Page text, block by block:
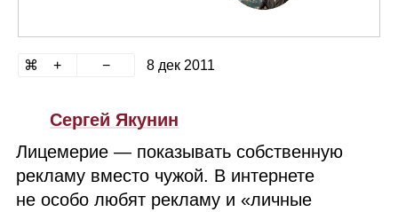
8 дек 2011
Сергей Якунин
Лицемерие — показывать собственную
рекламу вместо чужой. В интернете
не особо любят рекламу и «личные